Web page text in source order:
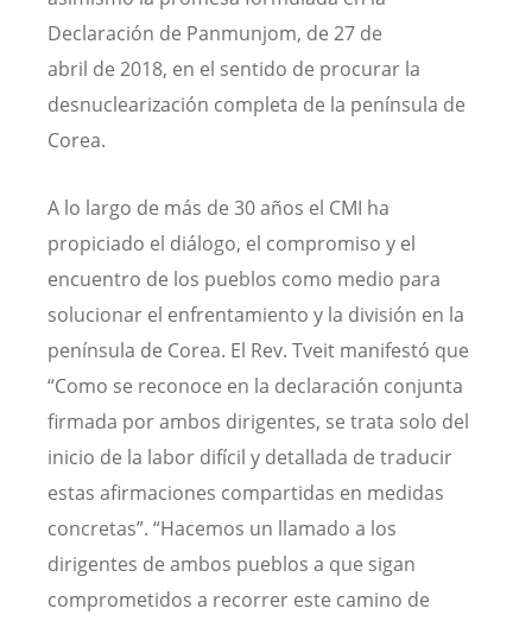
Declaración de Panmunjom, de 27 de
abril de 2018, en el sentido de procurar la
desnuclearización completa de la península de
Corea.
A lo largo de más de 30 años el CMI ha
propiciado el diálogo, el compromiso y el
encuentro de los pueblos como medio para
solucionar el enfrentamiento y la división en la
península de Corea. El Rev. Tveit manifestó que
“Como se reconoce en la declaración conjunta
firmada por ambos dirigentes, se trata solo del
inicio de la labor difícil y detallada de traducir
estas afirmaciones compartidas en medidas
concretas”. “Hacemos un llamado a los
dirigentes de ambos pueblos a que sigan
comprometidos a recorrer este camino de